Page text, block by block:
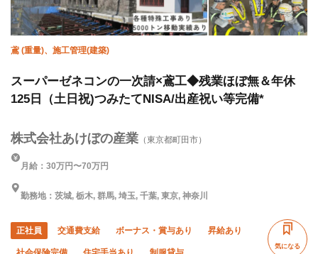
鳶 (重量)、施工管理(建築)
スーパーゼネコンの一次請×鳶工◆残業ほぼ無＆年休
125日（土日祝)つみたてNISA/出産祝い等完備*
株式会社あけぼの産業 （東京都町田市）
月給：30万円〜70万円
勤務地：茨城, 栃木, 群馬, 埼玉, 千葉, 東京, 神奈川
正社員 交通費支給 ボーナス・賞与あり 昇給あり
気になる